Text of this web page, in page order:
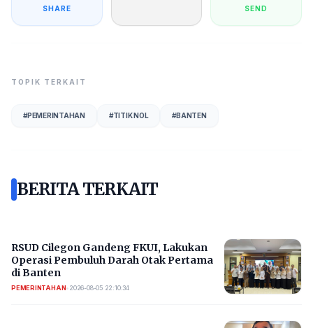
SHARE SEND
TOPIK TERKAIT
#PEMERINTAHAN #TITIK NOL #BANTEN
BERITA TERKAIT
RSUD Cilegon Gandeng FKUI, Lakukan
Operasi Pembuluh Darah Otak Pertama
di Banten
PEMERINTAHAN• 2026-08-05 22:10:34